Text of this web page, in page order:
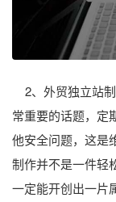
2、外贸独立站
常重要的话题，定
他安全问题，这是
制作并不是一件轻
一定能开创出一片